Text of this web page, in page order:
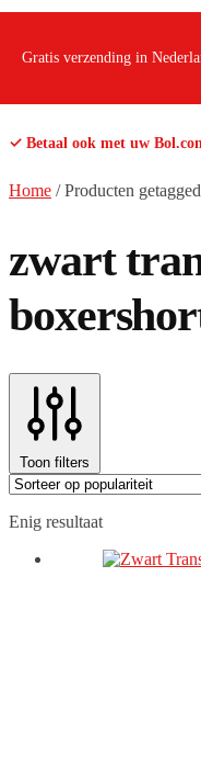
Gratis verzending in
✓ Betaal ook met uw
Home /Producten
zwart
Toon filters
Enig resultaat